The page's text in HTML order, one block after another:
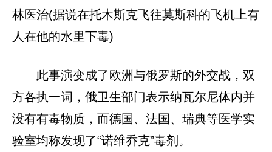
林医治(据说在托木斯克飞往莫斯科的飞机上有
人在他的水里下毒)
此事演变成了欧洲与俄罗斯的外交战，双
方各执一词，俄卫生部门表示纳瓦尔尼体内并
没有有毒物质，而德国、法国、瑞典等医学实
验室均称发现了“诺维乔克”毒剂。